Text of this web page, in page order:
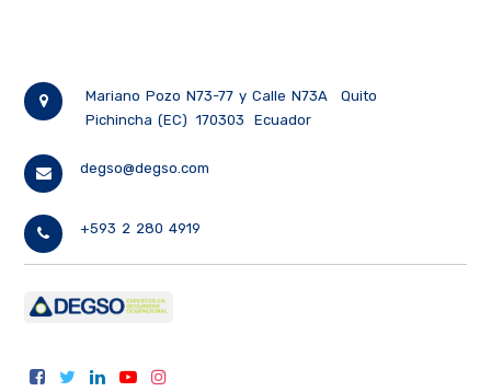
Mariano Pozo N73-77 y Calle N73A
Quito
Pichincha (EC)
170303 Ecuador
degso@degso.com
+593 2 280 4919